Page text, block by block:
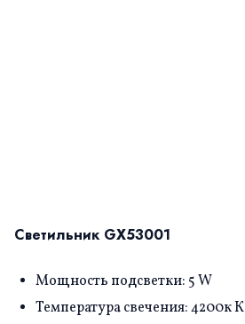
Светильник GX53001
Мощность подсветки: 5 W
Температура свечения: 4200к К